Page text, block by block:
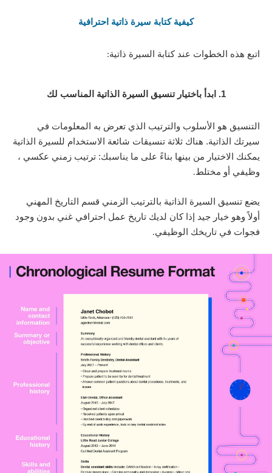
كيفية كتابة سيرة ذاتية احترافية
اتبع هذه الخطوات عند كتابة السيرة ذاتية:
1. ابدأ باختيار تنسيق السيرة الذاتية المناسب لك
التنسيق هو الأسلوب والترتيب الذي تعرض به المعلومات في
سيرتك الذاتية. هناك ثلاثة تنسيقات شائعة الاستخدام للسيرة الذاتية
يمكنك الاختيار من بينها بناءً على ما يناسبك: ترتيب زمني عكسي ،
وظيفي أو مختلط.
يضع تنسيق السيرة الذاتية بالترتيب الزمني قسم التاريخ المهني
أولاً وهو خيار جيد إذا كان لديك تاريخ عمل احترافي غني بدون وجود
فجوات في تاريخك الوظيفي.